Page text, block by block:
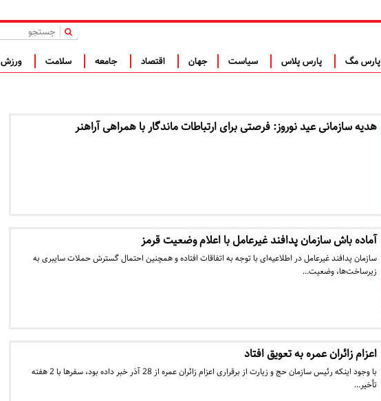
|
پارس مگ پارس پلاس سیاست جهان اقتصاد جامعه سلامت ورزش
هدیه سازمانی عید نوروز: فرصتی برای ارتباطات ماندگار با همراهی آراهنر
آماده باش سازمان پدافند غیرعامل با اعلام وضعیت قرمز
سازمان پدافند غیرعامل در اطلاعیه‌ای با توجه به اتفاقات افتاده و همچنین احتمال گسترش حملات سایبری به
زیرساخت‌ها، وضعیت…
اعزام‌ زائران عمره به تعویق افتاد
با وجود اینکه رئیس سازمان حج و زیارت از برقراری اعزام زائران عمره از 28 آذر خبر داده بود، سفرها با 2 هفته
تأخیر…